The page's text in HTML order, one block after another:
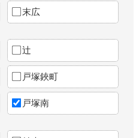
末広
辻
戸塚鋏町
戸塚南